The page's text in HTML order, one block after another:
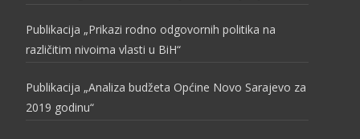
Publikacija „Prikazi rodno odgovornih politika na
različitim nivoima vlasti u BiH“
Publikacija „Analiza budžeta Općine Novo Sarajevo za
2019 godinu“